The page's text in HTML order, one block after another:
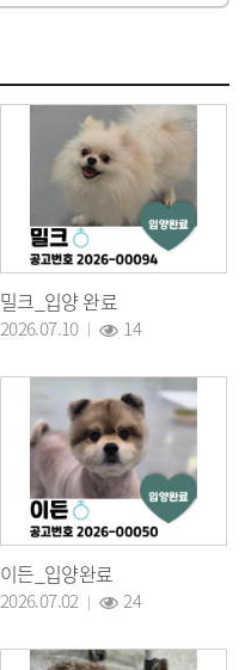
밀크_입양 완료
2026.07.10 14
이든_입양완료
2026.07.02 24